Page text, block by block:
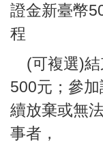
證金新臺幣
程
(可複選)結
500元；參
續放棄或無
事者，